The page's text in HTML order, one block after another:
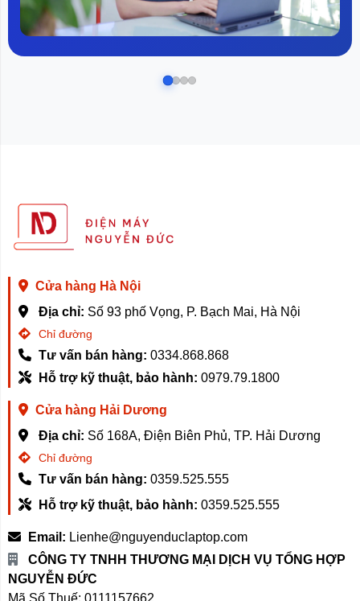
Cửa hàng Hà Nội
Địa chỉ: Số 93 phố Vọng, P. Bạch Mai, Hà Nội
Chỉ đường
Tư vấn bán hàng: 0334.868.868
Hỗ trợ kỹ thuật, bảo hành: 0979.79.1800
Cửa hàng Hải Dương
Địa chỉ: Số 168A, Điện Biên Phủ, TP. Hải Dương
Chỉ đường
Tư vấn bán hàng: 0359.525.555
Hỗ trợ kỹ thuật, bảo hành: 0359.525.555
Email: Lienhe@nguyenduclaptop.com
CÔNG TY TNHH THƯƠNG MẠI DỊCH VỤ TỔNG HỢP
NGUYỄN ĐỨC